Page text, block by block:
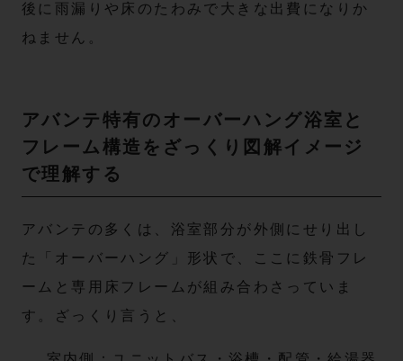
後に雨漏りや床のたわみで大きな出費になりか
ねません。
アバンテ特有のオーバーハング浴室と
フレーム構造をざっくり図解イメージ
で理解する
アバンテの多くは、浴室部分が外側にせり出し
た「オーバーハング」形状で、ここに鉄骨フレ
ームと専用床フレームが組み合わさっていま
す。ざっくり言うと、